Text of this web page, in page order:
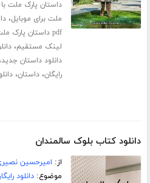
داستان پارک ملت
ملت برای موبایل،
pdf داستان پارک ملت کامل
لینک مستقیم،
دانلود داستان جدید
رایگان،داستان،
دانلود کتاب بلوک سالمندان
از: امیرحسین
موضوع:دانلود